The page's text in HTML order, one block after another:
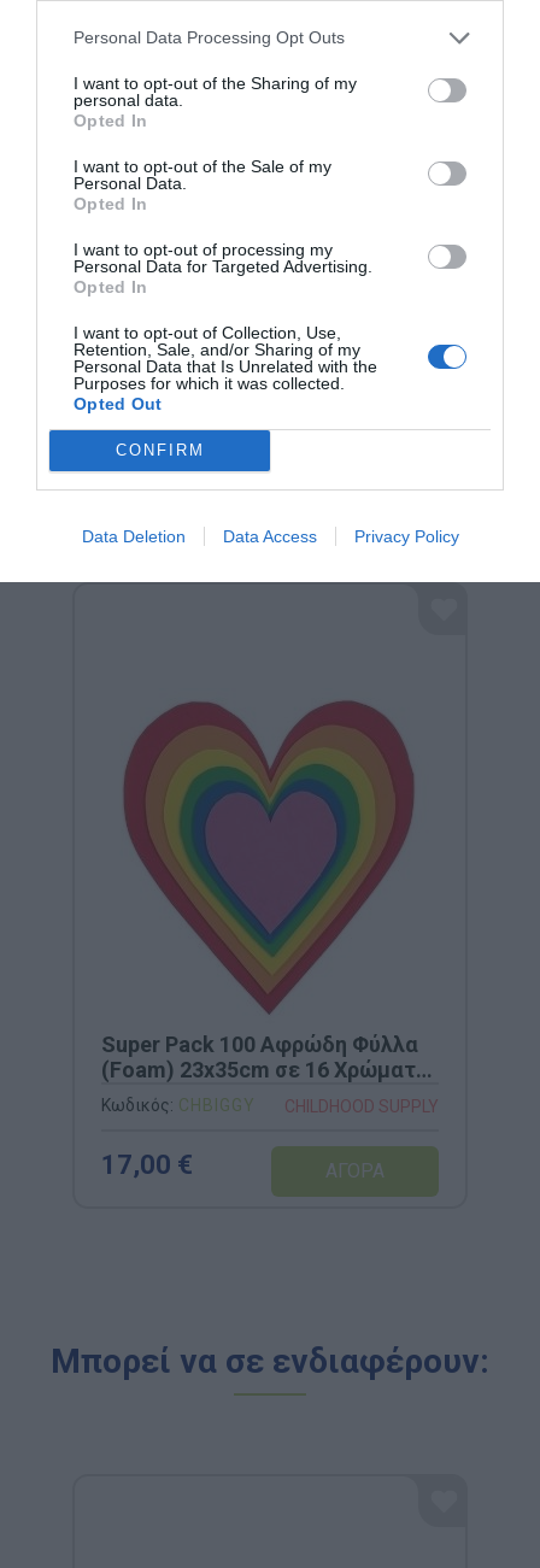
Personal Data Processing Opt Outs
I want to opt-out of the Sharing of my
personal data.
Opted In
I want to opt-out of the Sale of my
Personal Data.
Opted In
I want to opt-out of processing my
Personal Data for Targeted Advertising.
Opted In
I want to opt-out of Collection, Use,
Retention, Sale, and/or Sharing of my
Personal Data that Is Unrelated with the
Purposes for which it was collected.
Opted Out
CONFIRM
Data Deletion Data Access Privacy Policy
Η Childhood Supply ξεχωρίζει για τη μεγάλη γκάμα
ειδών χειροτεχνίας, η οποία είναι ειδικά μελετημένη
για να πυροδοτεί τη δημιουργικότητα
και να
ενισχύει τις λεπτές κινητικές δεξιότητες. Κάθε
προϊόν ενσωματώνει τη δανέζικη φιλοσοφία για την
παιδιά έχουν πρόσβαση σε υλικά που προάγουν την
εξερεύνηση και την έκφραση. Από τον βασικό
εξοπλισμό τάξης μέχρι τα πιο εξειδικευμένα υλικά
κορυφή των προτιμήσεων όσων επενδύουν στην
ποιοτική ανατροφή και εκπαίδευση.
Σχετικά προϊόντα
Super Pack 100 Αφρώδη Φύλλα
(Foam) 23x35cm σε 16 Χρώματα
– Childhood Supply
Κωδικός: CHBIGGY CHILDHOOD SUPPLY
17,00 €
Μπορεί να σε ενδιαφέρουν: